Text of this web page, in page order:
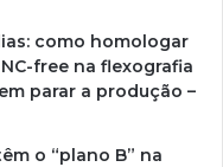
como homologar
free na flexografia
parar a produção –
o “plano B” na